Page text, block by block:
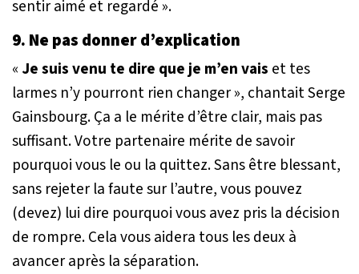
sentir aimé et regardé ».
9. Ne pas donner d’explication
« Je suis venu te dire que je m’en vais et tes
larmes n’y pourront rien changer », chantait Serge
Gainsbourg. Ça a le mérite d’être clair, mais pas
suffisant. Votre partenaire mérite de savoir
pourquoi vous le ou la quittez. Sans être blessant,
sans rejeter la faute sur l’autre, vous pouvez
(devez) lui dire pourquoi vous avez pris la décision
de rompre. Cela vous aidera tous les deux à
avancer après la séparation.